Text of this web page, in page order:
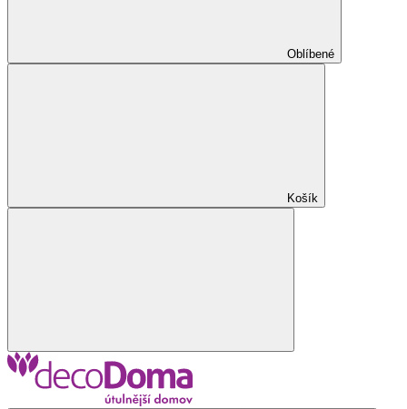
Oblíbené
Košík